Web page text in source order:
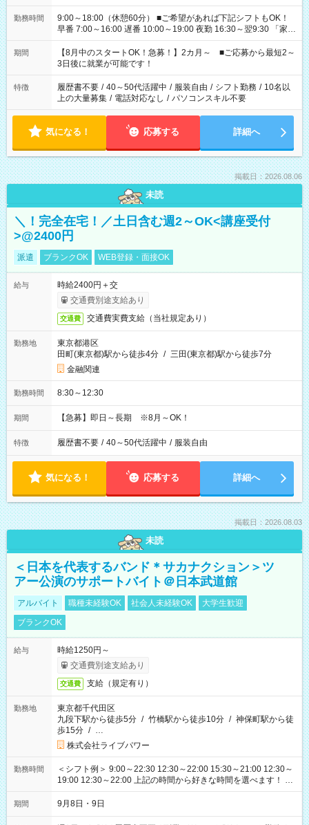
勤務時間
9:00～18:00（休憩60分） ■ご希望があれば下記シフトもOK！
早番 7:00～16:00 遅番 10:00～19:00 夜勤 16:30～翌9:30 「家族
と休みを合わせたい」 「余裕を持って夕飯の準備がしたい」
「できれば残業はしたくない」 など、ご希望を教えてください
ね。 ※Wワーク希望の方へ 今ご覧のお仕事で希望する勤務時間
と、もう1つのお仕事の勤務時間。 合計で週40時間を超える場
合は応募できません。
期間
【8月中のスタートOK！急募！】2カ月～ ■ご応募から最短2～
3日後に就業が可能です！
特徴 履歴書不要 / 40～50代活躍中 / 服装自由 / シフト勤務 / 10名以
上の大量募集 / 電話対応なし / パソコンスキル不要
気になる！ 応募する 詳細へ
掲載日：2026.08.06
未読
＼！完全在宅！／土日含む週2～OK<講座受付
>@2400円
派遣 ブランクOK WEB登録・面接OK
給与
時給2400円＋交
交通費別途支給あり
交通費 交通費実費支給（当社規定あり）
勤務地
東京都港区
田町(東京都)駅から徒歩4分 / 三田(東京都)駅から徒歩7分
金融関連
勤務時間 8:30～12:30
期間 【急募】即日～長期 ※8月～OK！
特徴 履歴書不要 / 40～50代活躍中 / 服装自由
気になる！ 応募する 詳細へ
掲載日：2026.08.03
未読
＜日本を代表するバンド＊サカナクション＞ツ
アー公演のサポートバイト＠日本武道館
アルバイト 職種未経験OK 社会人未経験OK
大学生歓迎
ブランクOK
給与
時給1250円～
交通費別途支給あり
交通費 支給（規定有り）
勤務地
東京都千代田区
九段下駅から徒歩5分 / 竹橋駅から徒歩10分 / 神保町駅から徒
歩15分 / …
株式会社ライブパワー
勤務時間
＜シフト例＞ 9:00～22:30 12:30～22:00 15:30～21:00 12:30～
19:00 12:30～22:00 上記の時間から好きな時間を選べます！ ※
時間は変更となる可能性があります
期間 9月8日・9日